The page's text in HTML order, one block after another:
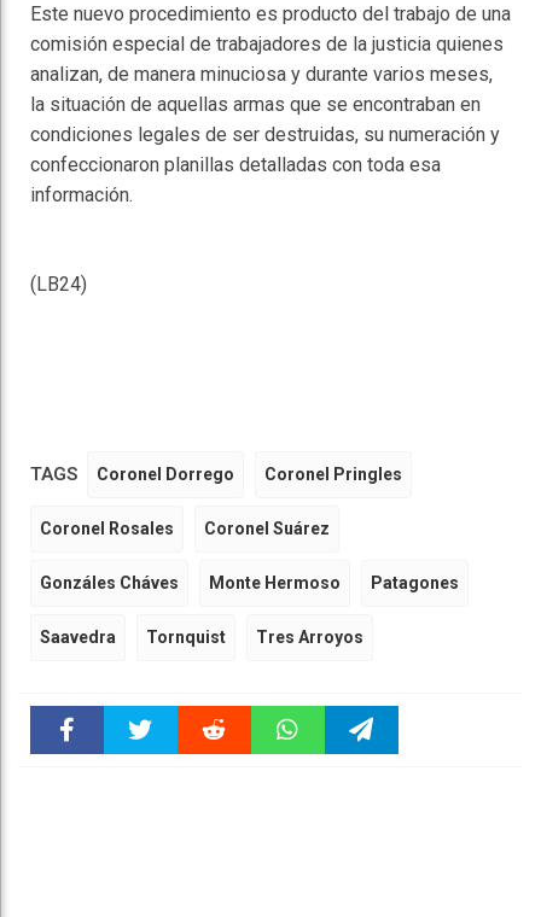
Este nuevo procedimiento es producto del trabajo de una
comisión especial de trabajadores de la justicia quienes
analizan, de manera minuciosa y durante varios meses,
la situación de aquellas armas que se encontraban en
condiciones legales de ser destruidas, su numeración y
confeccionaron planillas detalladas con toda esa
información.
(LB24)
TAGS Coronel Dorrego Coronel Pringles
Coronel Rosales Coronel Suárez
Gonzáles Cháves Monte Hermoso Patagones
Saavedra Tornquist Tres Arroyos